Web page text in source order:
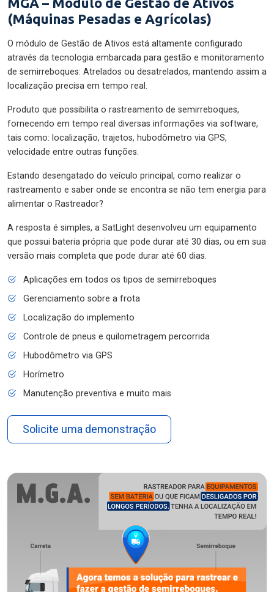
(Máquinas Pesadas e Agrícolas)
O módulo de Gestão de Ativos está altamente configurado
através da tecnologia embarcada para gestão e monitoramento
de semirreboques: Atrelados ou desatrelados, mantendo assim a
localização precisa em tempo real.
Produto que possibilita o rastreamento de semirreboques,
fornecendo em tempo real diversas informações via software,
tais como: localização, trajetos, hubodômetro via GPS,
velocidade entre outras funções.
Estando desengatado do veículo principal, como realizar o
rastreamento e saber onde se encontra se não tem energia para
alimentar o Rastreador?
A resposta é simples, a SatLight desenvolveu um equipamento
que possui bateria própria que pode durar até 30 dias, ou em sua
versão mais completa que pode durar até 60 dias.
Aplicações em todos os tipos de semirreboques
Gerenciamento sobre a frota
Localização do implemento
Controle de pneus e quilometragem percorrida
Hubodômetro via GPS
Horímetro
Manutenção preventiva e muito mais
Solicite uma demonstração